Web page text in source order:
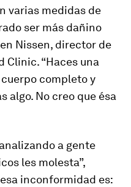
varias medidas de
ser más dañino
Nissen, director de
Clinic. “Haces una
completo y
algo. No creo que ésa
a gente
les molesta”,
inconformidad es: